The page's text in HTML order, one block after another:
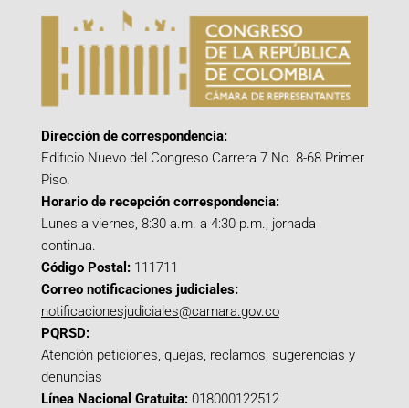
Dirección de correspondencia:
Edificio Nuevo del Congreso Carrera 7 No. 8-68 Primer
Piso.
Horario de recepción correspondencia:
Lunes a viernes, 8:30 a.m. a 4:30 p.m., jornada
continua.
Código Postal: 111711
Correo notificaciones judiciales:
notificacionesjudiciales@camara.gov.co
PQRSD:
Atención peticiones, quejas, reclamos, sugerencias y
denuncias
Línea Nacional Gratuita: 018000122512